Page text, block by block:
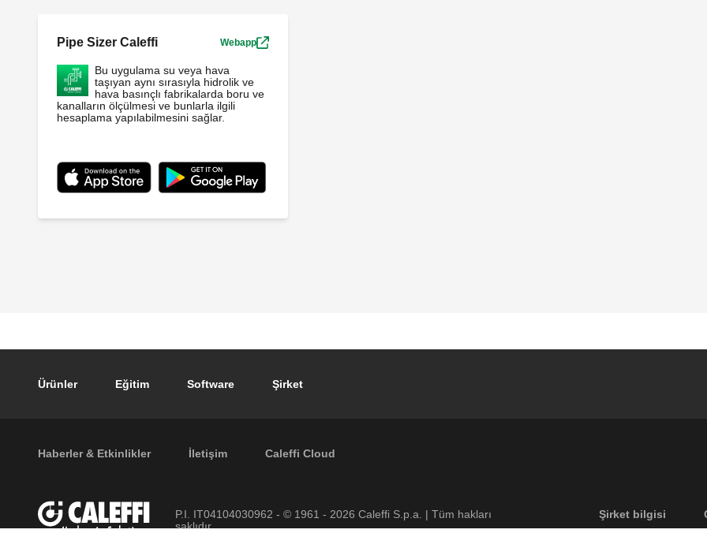
Pipe Sizer Caleffi Webapp
Bu uygulama su veya hava
taşıyan aynı sırasıyla hidrolik ve
hava basınçlı fabrikalarda boru ve
kanalların ölçülmesi ve bunlarla ilgili
hesaplama yapılabilmesini sağlar.
Footer main navigation
Ürünler Eğitim Software Şirket
Footer secondary navigation
Haberler & Etkinlikler İletişim Caleffi Cloud
Footer menu
Şirket bilgisi
P.I. IT04104030962 - © 1961 - 2026 Caleffi S.p.a. | Tüm hakları
saklıdır